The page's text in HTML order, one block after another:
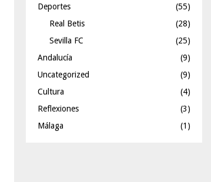
Deportes
(55)
Real Betis
(28)
Sevilla FC
(25)
Andalucía
(9)
Uncategorized
(9)
Cultura
(4)
Reflexiones
(3)
Málaga
(1)